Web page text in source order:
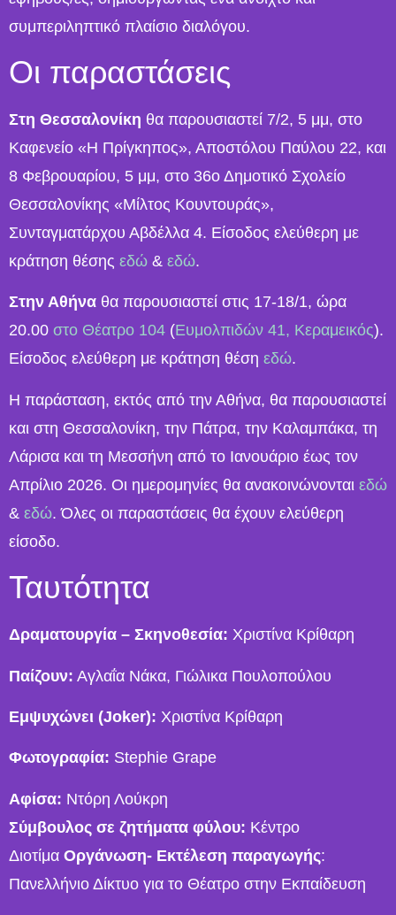
συμπεριληπτικό πλαίσιο διαλόγου.
Οι παραστάσεις
Στη Θεσσαλονίκη θα παρουσιαστεί 7/2, 5 μμ, στο
Καφενείο «Η Πρίγκηπος», Αποστόλου Παύλου 22, και
8 Φεβρουαρίου, 5 μμ, στο 36ο Δημοτικό Σχολείο
Θεσσαλονίκης «Μίλτος Κουντουράς»,
Συνταγματάρχου Αβδέλλα 4. Είσοδος ελεύθερη με
κράτηση θέσης εδώ & εδώ.
Στην Αθήνα θα παρουσιαστεί στις 17-18/1, ώρα
20.00 στο Θέατρο 104 (Ευμολπιδών 41, Κεραμεικός).
Είσοδος ελεύθερη με κράτηση θέση εδώ.
Η παράσταση, εκτός από την Αθήνα, θα παρουσιαστεί
και στη Θεσσαλονίκη, την Πάτρα, την Καλαμπάκα, τη
Λάρισα και τη Μεσσήνη από το Ιανουάριο έως τον
Απρίλιο 2026. Οι ημερομηνίες θα ανακοινώνονται εδώ
& εδώ. Όλες οι παραστάσεις θα έχουν ελεύθερη
είσοδο.
Ταυτότητα
Δραματουργία – Σκηνοθεσία: Χριστίνα Κρίθαρη
Παίζουν: Αγλαΐα Νάκα, Γιώλικα Πουλοπούλου
Εμψυχώνει (Joker): Χριστίνα Κρίθαρη
Φωτογραφία: Stephie Grape
Αφίσα: Ντόρη Λούκρη
Σύμβουλος σε ζητήματα φύλου: Κέντρο
Διοτίμα Οργάνωση- Εκτέλεση παραγωγής:
Πανελλήνιο Δίκτυο για το Θέατρο στην Εκπαίδευση